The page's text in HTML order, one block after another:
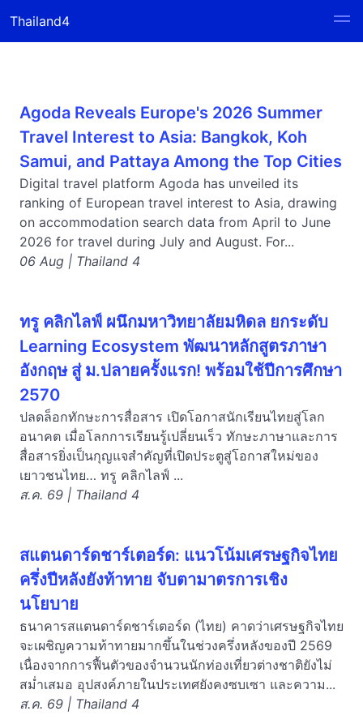
Thailand4
Agoda Reveals Europe's 2026 Summer
Travel Interest to Asia: Bangkok, Koh
Samui, and Pattaya Among the Top Cities
Digital travel platform Agoda has unveiled its
ranking of European travel interest to Asia, drawing
on accommodation search data from April to June
2026 for travel during July and August. For...
06 Aug | Thailand 4
ทรู คลิกไลฟ์ ผนึกมหาวิทยาลัยมหิดล ยกระดับ
Learning Ecosystem พัฒนาหลักสูตรภาษา
อังกฤษ สู่ ม.ปลายครั้งแรก! พร้อมใช้ปีการศึกษา
2570
ปลดล็อกทักษะการสื่อสาร เปิดโอกาสนักเรียนไทยสู่โลก
อนาคต เมื่อโลกการเรียนรู้เปลี่ยนเร็ว ทักษะภาษาและการ
สื่อสารยิ่งเป็นกุญแจสำคัญที่เปิดประตูสู่โอกาสใหม่ของ
เยาวชนไทย… ทรู คลิกไลฟ์ ...
ส.ค. 69 | Thailand 4
สแตนดาร์ดชาร์เตอร์ด: แนวโน้มเศรษฐกิจไทย
ครึ่งปีหลังยังท้าทาย จับตามาตรการเชิง
นโยบาย
ธนาคารสแตนดาร์ดชาร์เตอร์ด (ไทย) คาดว่าเศรษฐกิจไทย
จะเผชิญความท้าทายมากขึ้นในช่วงครึ่งหลังของปี 2569
เนื่องจากการฟื้นตัวของจำนวนนักท่องเที่ยวต่างชาติยังไม่
สม่ำเสมอ อุปสงค์ภายในประเทศยังคงซบเซา และความ...
ส.ค. 69 | Thailand 4